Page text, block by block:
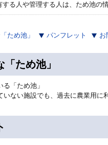
る人や管理する人は、ため池の
ため池」
パンフレット お
ため池」
「ため池」
ない施設でも、過去に農業用に